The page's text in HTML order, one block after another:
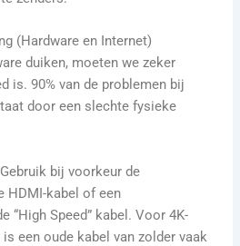
(Hardware en Internet)
duiken, moeten we zeker
is. 90% van de problemen bij
door een slechte fysieke
Gebruik bij voorkeur de
HDMI-kabel of een
“High Speed” kabel. Voor 4K-
is een oude kabel van zolder vaak